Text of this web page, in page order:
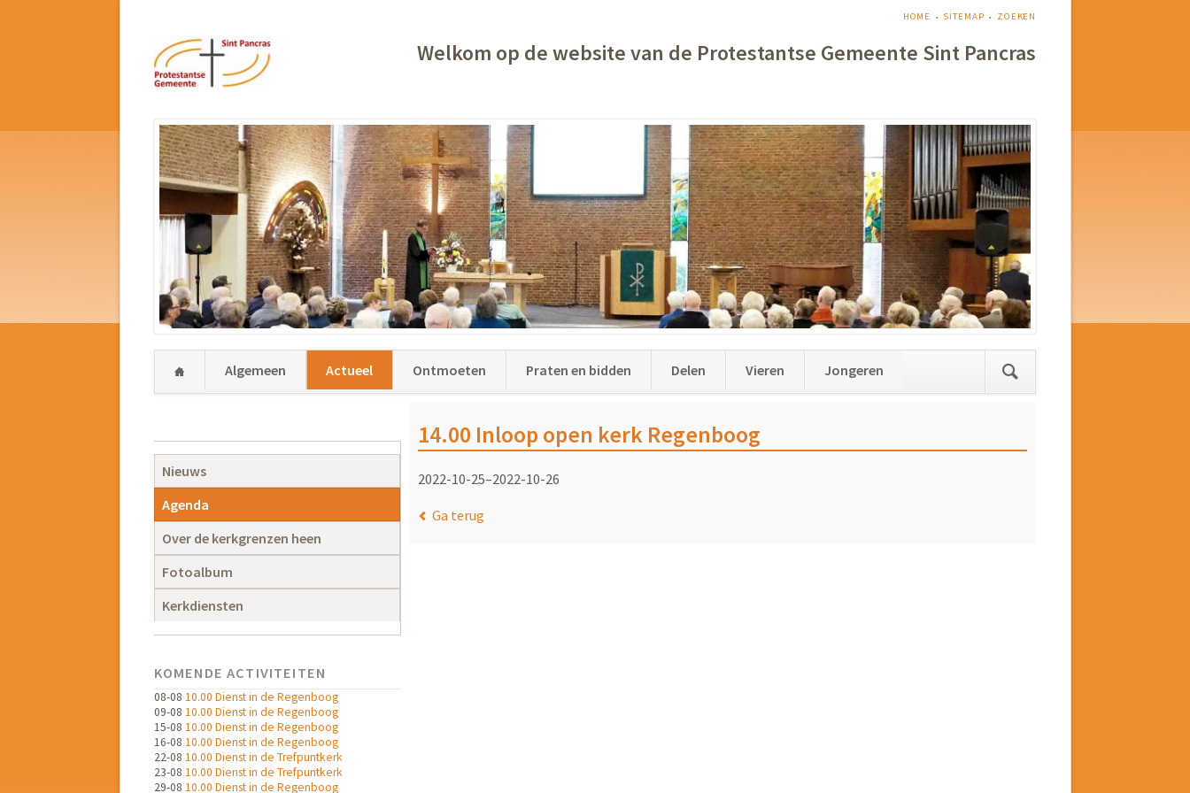
NAVIGATIE
HOME SITEMAP ZOEKEN
Welkom op de website van de Protestantse Gemeente Sint Pancras
NavigatieAlgemeen Actueel Ontmoeten Praten en bidden Delen Vieren
Jongeren
14.00 Inloop open kerk Regenboog
2022-10-25–2022-10-26
Ga terug
Navigatie
overslaan
Nieuws
Agenda
Over de kerkgrenzen heen
Fotoalbum
Kerkdiensten
KOMENDE ACTIVITEITEN
08-08 10.00 Dienst in de Regenboog
09-08 10.00 Dienst in de Regenboog
15-08 10.00 Dienst in de Regenboog
16-08 10.00 Dienst in de Regenboog
22-08 10.00 Dienst in de Trefpuntkerk
23-08 10.00 Dienst in de Trefpuntkerk
29-08 10.00 Dienst in de Regenboog